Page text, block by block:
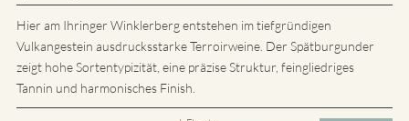
Hier am Ihringer Winklerberg entstehen im tiefgründigen
Vulkangestein ausdrucksstarke Terroirweine. Der Spätburgunder
zeigt hohe Sortentypizität, eine präzise Struktur, feingliedriges
Tannin und harmonisches Finish.